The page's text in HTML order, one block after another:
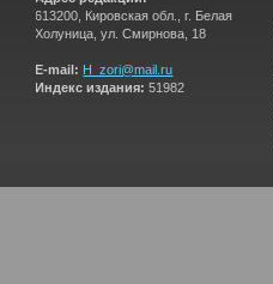
613200, Кировская обл., г. Белая
Холуница, ул. Смирнова, 18
E-mail: H_zori@mail.ru
Индекс издания: 51982